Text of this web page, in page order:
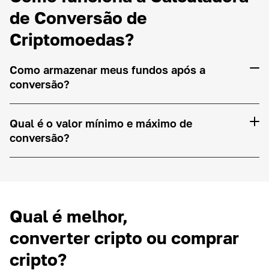
de Conversão de
Criptomoedas?
Como armazenar meus fundos após a
conversão?
Qual é o valor mínimo e máximo de
conversão?
Qual é melhor,
converter cripto ou comprar
cripto?